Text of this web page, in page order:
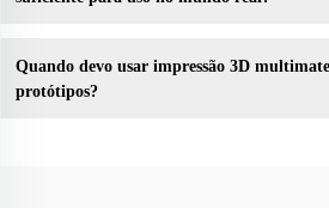
Quando devo usar impressão 3D
protótipos?